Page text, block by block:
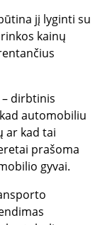
jį lyginti su
kainų
dirbtinis
automobiliu
ar kad tai
prašoma
gyvai.